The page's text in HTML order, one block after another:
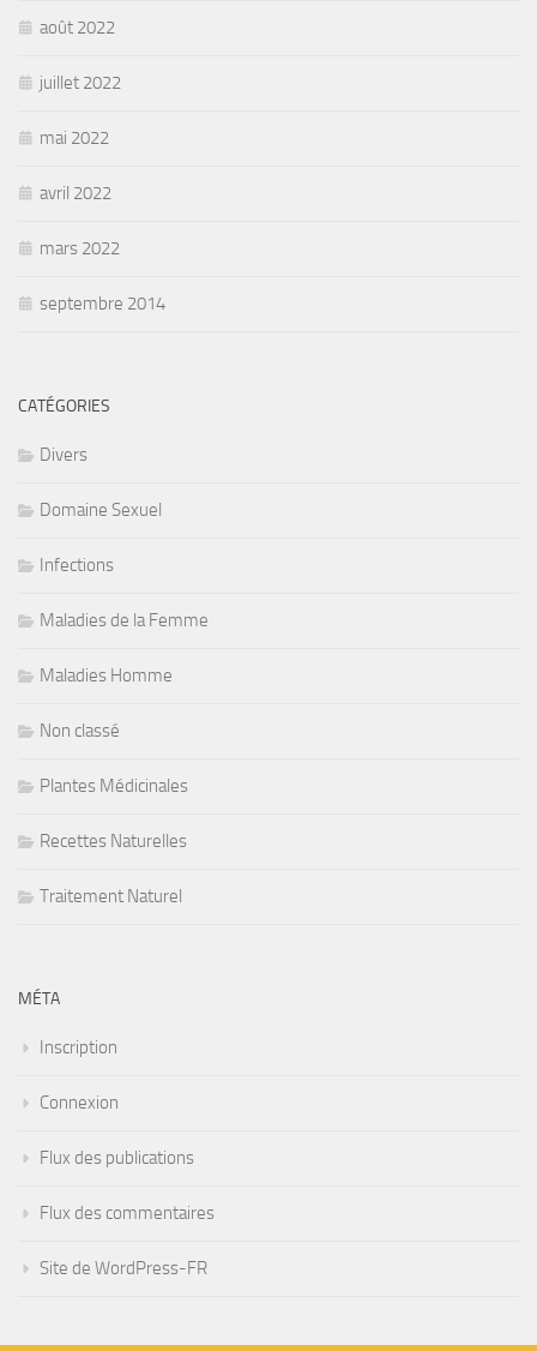
août 2022
juillet 2022
mai 2022
avril 2022
mars 2022
septembre 2014
CATÉGORIES
Divers
Domaine Sexuel
Infections
Maladies de la Femme
Maladies Homme
Non classé
Plantes Médicinales
Recettes Naturelles
Traitement Naturel
MÉTA
Inscription
Connexion
Flux des publications
Flux des commentaires
Site de WordPress-FR